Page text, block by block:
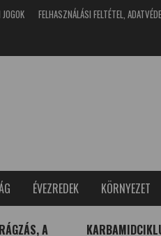
FELHASZNÁLÁSI FELTÉTEL,
ÉVEZREDEK KÖRNYEZET
A